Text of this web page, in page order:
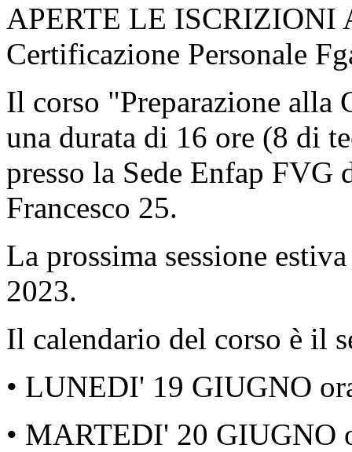
APERTE LE ISCRIZIONI
Certificazione Personale
Il corso "Preparazione alla
una durata di 16 ore (8 di
presso la Sede Enfap FVG
Francesco 25.
La prossima sessione
2023.
Il calendario del corso è il
• LUNEDI' 19 GIUGNO
• MARTEDI' 20 GIUGNO